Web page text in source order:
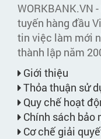
WORKBANK.VN
tuyến hàng đầu
tin việc làm mới
thành lập năm
Giới thiệu
Thỏa thuận sử
Quy chế hoạt
Chính sách bảo
Cơ chế giải